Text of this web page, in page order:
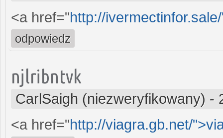
<a href="http://
odpowiedz
njlribntvk
CarlSaigh (niezweryfikowany) -
<a href="http://viagra.gb.net/